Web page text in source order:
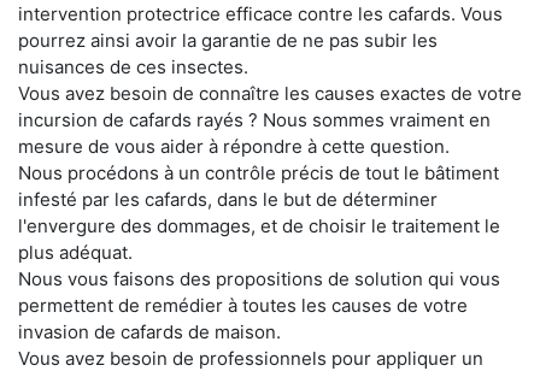
intervention protectrice efficace contre les cafards. Vous
pourrez ainsi avoir la garantie de ne pas subir les
nuisances de ces insectes.
Vous avez besoin de connaître les causes exactes de votre
incursion de cafards rayés ? Nous sommes vraiment en
mesure de vous aider à répondre à cette question.
Nous procédons à un contrôle précis de tout le bâtiment
infesté par les cafards, dans le but de déterminer
l'envergure des dommages, et de choisir le traitement le
plus adéquat.
Nous vous faisons des propositions de solution qui vous
permettent de remédier à toutes les causes de votre
invasion de cafards de maison.
Vous avez besoin de professionnels pour appliquer un